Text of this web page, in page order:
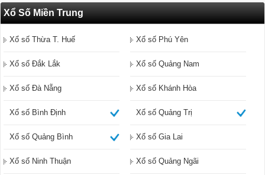
Xổ Số Miền Trung
Xổ số Thừa T. Huế Xổ số Phú Yên
Xổ số Đắk Lắk Xổ số Quảng Nam
Xổ số Đà Nẵng Xổ số Khánh Hòa
Xổ số Bình Định Xổ số Quảng Trị
Xổ số Quảng Bình Xổ số Gia Lai
Xổ số Ninh Thuận Xổ số Quảng Ngãi